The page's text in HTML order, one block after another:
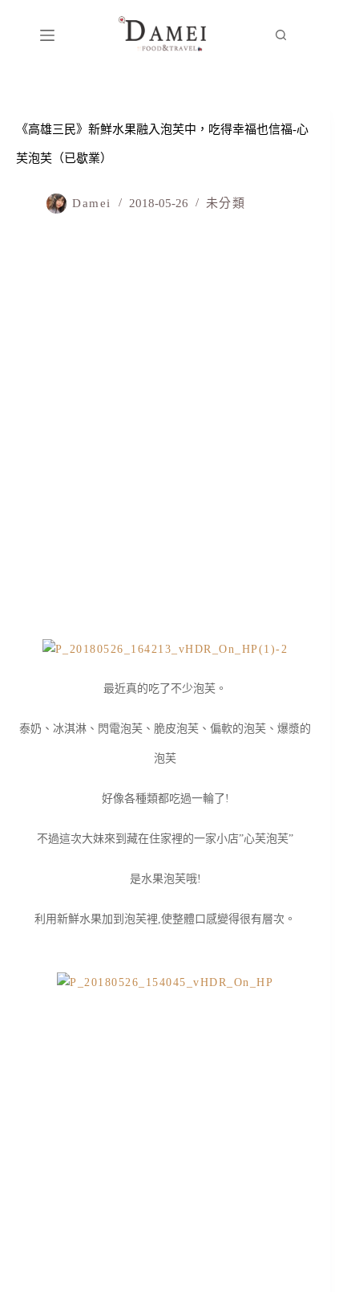
《高雄三民》新鮮水果融入泡芙中，吃得幸福也信福-心
芙泡芙（已歇業）
Damei 2018-05-26 未分類
最近真的吃了不少泡芙。
泰奶、冰淇淋、閃電泡芙、脆皮泡芙、偏軟的泡芙、爆漿的
泡芙
好像各種類都吃過一輪了!
不過這次大妹來到藏在住家裡的一家小店”心芙泡芙”
是水果泡芙哦!
利用新鮮水果加到泡芙裡,使整體口感變得很有層次。